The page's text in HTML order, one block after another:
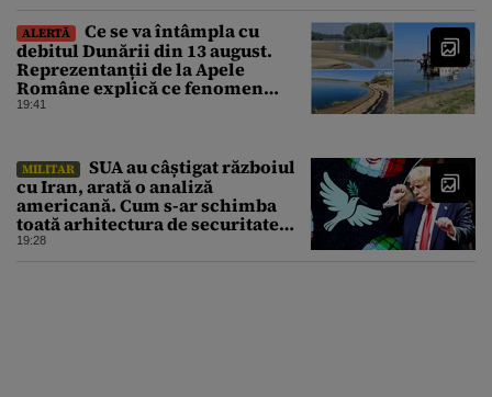
ALERTĂ
Ce se va întâmpla cu
debitul Dunării din 13 august.
Reprezentanții de la Apele
Române explică ce fenomen
urmează
19:41
MILITAR
SUA au câștigat războiul
cu Iran, arată o analiză
americană. Cum s-ar schimba
toată arhitectura de securitate
din Orientul Mijlociu
19:28